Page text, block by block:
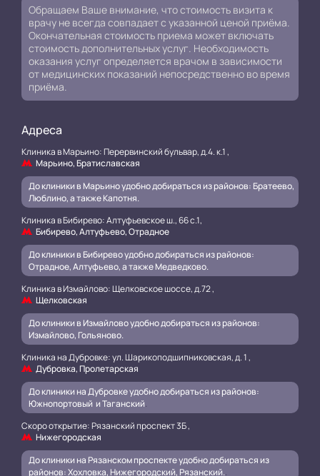
Обращаем Ваше внимание, что стоимость визита к
врачу не всегда совпадает с указанной ценой приёма.
Окончательная стоимость приема может включать
стоимость дополнительных услуг. Необходимость
оказания услуг определяется врачом в зависимости
от медицинских показаний непосредственно во время
приёма.
Адреса
Клиника в Марьино: Перервинский бульвар, д.4. к.1 ,
Марьино, Братиславская
До клиники в Марьино удобно добираться из районов: Братеево,
Люблино, а также Капотня.
Клиника в Бибирево: Алтуфьевское ш., 66 с.1,
Бибирево, Алтуфьево, Отрадное
До клиники в Бибирево удобно добираться из районов:
Отрадное, Алтуфьево, а также Медведково.
Клиника в Измайлово: Щелковское шоссе, д.72 ,
Щелковская
До клиники в Измайлово удобно добираться из районов:
Измайлово, Гольяново.
Клиника на Дубровке: ул. Шарикоподшипниковская, д. 1 ,
Дубровка, Пролетарская
До клиники на Дубровке удобно добираться из районов:
Южнопортовый и Таганский.
Скоро открытие: Рязанский проспект 3Б ,
Нижегородская
До клиники на Рязанском проспекте удобно добираться из
районов: Хохловка, Нижегородский, Рязанский..